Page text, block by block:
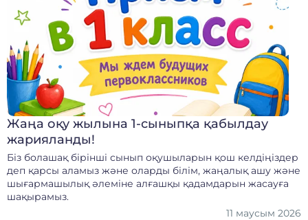
Жаңа оқу жылына 1-сыныпқа қабылдау
жарияланды!
Біз болашақ бірінші сынып оқушыларын қош келдіңіздер
деп қарсы аламыз және оларды білім, жаңалық ашу және
шығармашылық әлеміне алғашқы қадамдарын жасауға
шақырамыз.
11 маусым 2026